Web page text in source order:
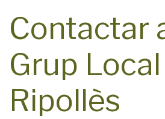
Contactar
Grup
Ripollès